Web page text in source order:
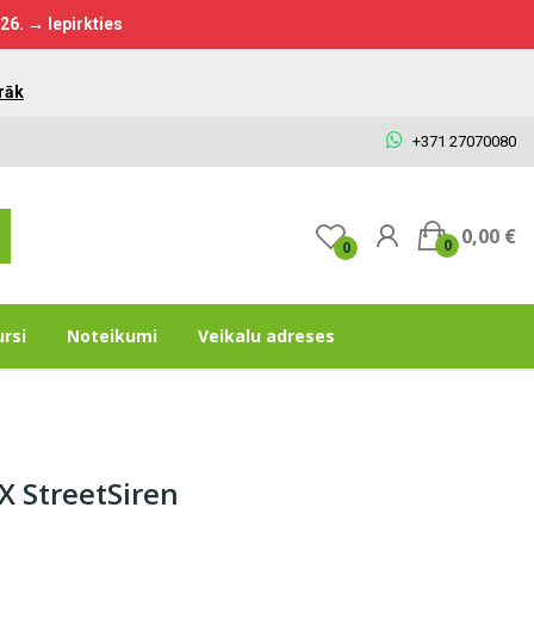
→ Iepirkties
+371 27070080
0 0,00 €
0
Noteikumi Veikalu adreses
StreetSiren